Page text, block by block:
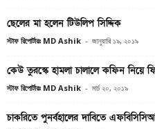
ছেলের মা হলেন টিউলিপ সিদ্দিক
স্টাফ রিপোর্টারঃ MD Ashik - জানুয়ারি ১৯, ২০১৯
কেউ তুরস্কে হামলা চালালে কফিন নিয়ে
স্টাফ রিপোর্টারঃ MD Ashik - মার্চ ২০, ২০১৯
চাকরিতে পুনর্বহালের দাবিতে